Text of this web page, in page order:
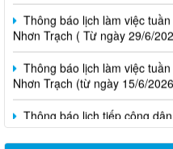
Thông báo lịch làm việc
Nhơn Trạch ( Từ ngày 29/6/
Thông báo lịch làm việc
Nhơn Trạch (từ ngày 15/6/
Thông báo lịch tiếp công
phường tại các khu phố trên
2026